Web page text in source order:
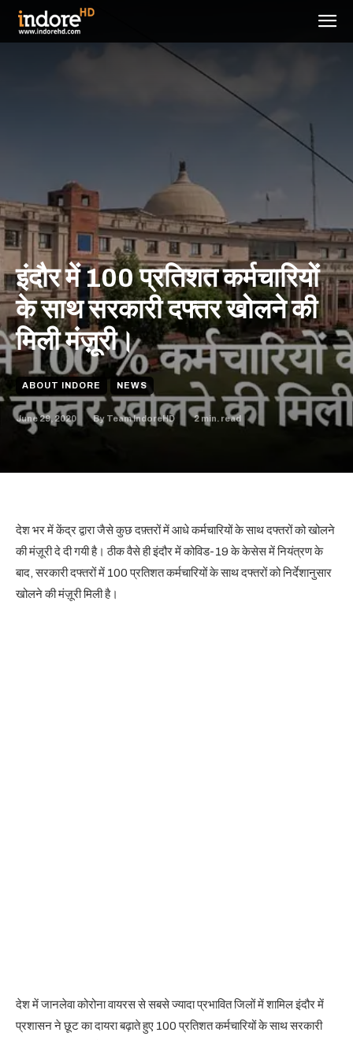
इंदौर में 100 प्रतिशत कर्मचारियों
के साथ सरकारी दफ्तर खोलने की
मिली मंज़ूरी।
ABOUT INDORE NEWS
June 29, 2020 By Team IndoreHD 2 min. read
देश भर में केंद्र द्वारा जैसे कुछ दफ़्तरों में आधे कर्मचारियों के साथ दफ्तरों को खोलने
की मंज़ूरी दे दी गयी है। ठीक वैसे ही इंदौर में कोविड-19 के केसेस में नियंत्रण के
बाद, सरकारी दफ्तरों में 100 प्रतिशत कर्मचारियों के साथ दफ्तरों को निर्देशानुसार
खोलने की मंज़ूरी मिली है।
देश में जानलेवा कोरोना वायरस से सबसे ज्यादा प्रभावित जिलों में शामिल इंदौर में
प्रशासन ने छूट का दायरा बढ़ाते हुए 100 प्रतिशत कर्मचारियों के साथ सरकारी